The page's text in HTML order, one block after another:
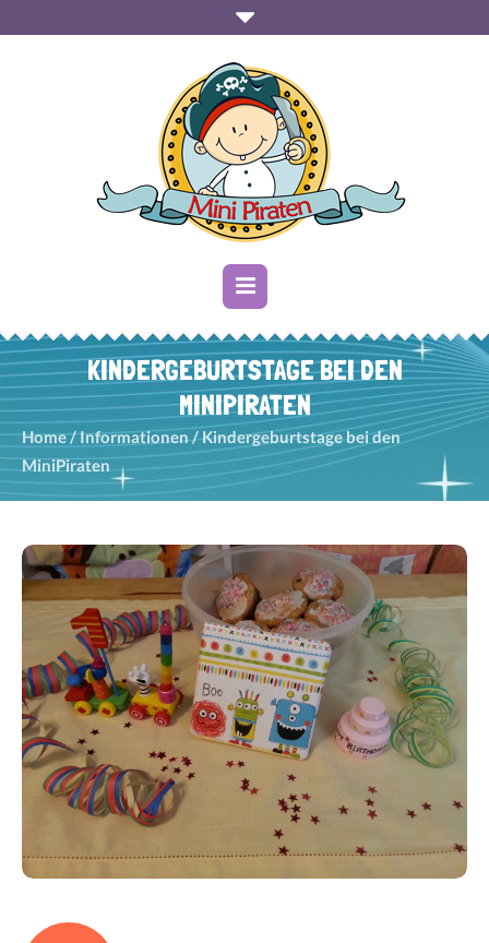
KINDERGEBURTSTAGE BEI DEN
MINIPIRATEN
Home/Informationen/Kindergeburtstage bei den
MiniPiraten